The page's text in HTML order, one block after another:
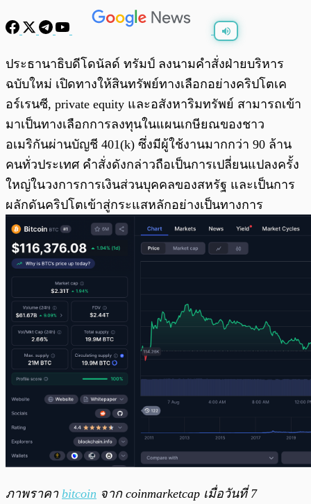
พร้อมเล่น /
ประธานาธิบดีโดนัลด์ ทรัมป์ ลงนามคำสั่งฝ่ายบริหาร
ฉบับใหม่ เปิดทางให้สินทรัพย์ทางเลือกอย่างคริปโตเค
อร์เรนซี, private equity และอสังหาริมทรัพย์ สามารถเข้า
มาเป็นทางเลือกการลงทุนในแผนเกษียณของชาว
อเมริกันผ่านบัญชี 401(k) ซึ่งมีผู้ใช้งานมากกว่า 90 ล้าน
คนทั่วประเทศ คำสั่งดังกล่าวถือเป็นการเปลี่ยนแปลงครั้ง
ใหญ่ในวงการการเงินส่วนบุคคลของสหรัฐ และเป็นการ
ผลักดันคริปโตเข้าสู่กระแสหลักอย่างเป็นทางการ
ภาพราคา bitcoin จาก coinmarketcap เมื่อวันที่ 7